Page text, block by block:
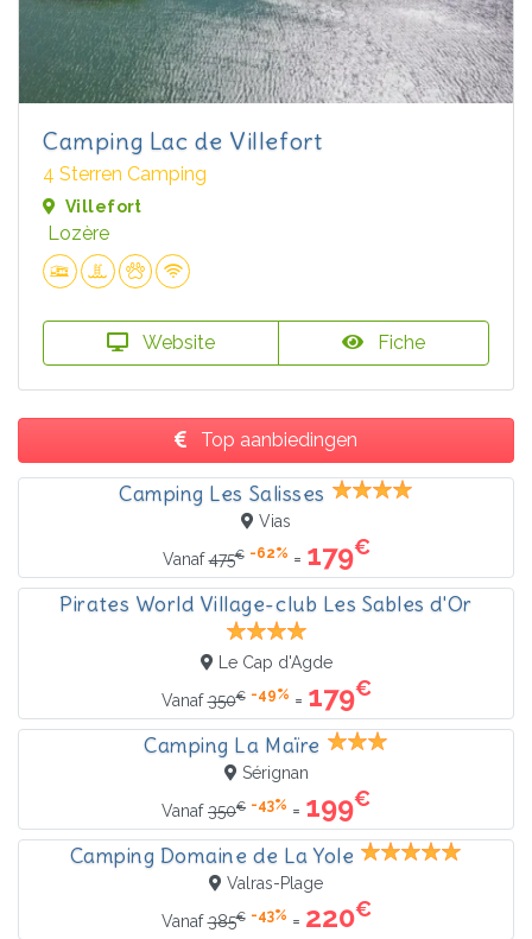
Camping Lac de Villefort
4 Sterren Camping
Villefort
Lozère
Website Fiche
Top aanbiedingen
Camping Les Salisses
Vias
Vanaf475€ -62% = 179€
Pirates World Village-club Les Sables d'Or
Le Cap d'Agde
Vanaf350€ -49% = 179€
Camping La Maïre
Sérignan
Vanaf350€ -43% = 199€
Camping Domaine de La Yole
Valras-Plage
Vanaf385€ -43% = 220€